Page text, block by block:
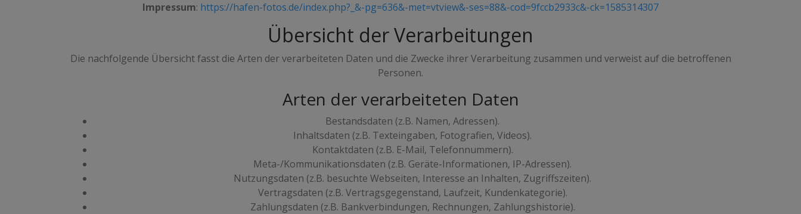
Impressum: https://hafen-fotos.de/index.php?_&-pg=636&-met=vtview&-ses=88&-cod=9fccb2933c&-ck=1585314307
Übersicht der Verarbeitungen
Die nachfolgende Übersicht fasst die Arten der verarbeiteten Daten und die Zwecke ihrer Verarbeitung zusammen und verweist auf die betroffenen
Personen.
Arten der verarbeiteten Daten
Bestandsdaten (z.B. Namen, Adressen).
Inhaltsdaten (z.B. Texteingaben, Fotografien, Videos).
Kontaktdaten (z.B. E-Mail, Telefonnummern).
Meta-/Kommunikationsdaten (z.B. Geräte-Informationen, IP-Adressen).
Nutzungsdaten (z.B. besuchte Webseiten, Interesse an Inhalten, Zugriffszeiten).
Vertragsdaten (z.B. Vertragsgegenstand, Laufzeit, Kundenkategorie).
Zahlungsdaten (z.B. Bankverbindungen, Rechnungen, Zahlungshistorie).